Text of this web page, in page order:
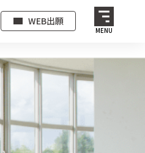
WEB出願
MENU